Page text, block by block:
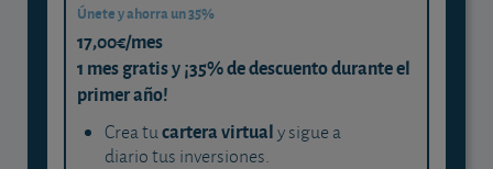
Únete y ahorra un 35%
17,00€/mes
1 mes gratis y ¡35% de descuento durante el
primer año!
Crea tucartera virtualy sigue a
diario tus inversiones.